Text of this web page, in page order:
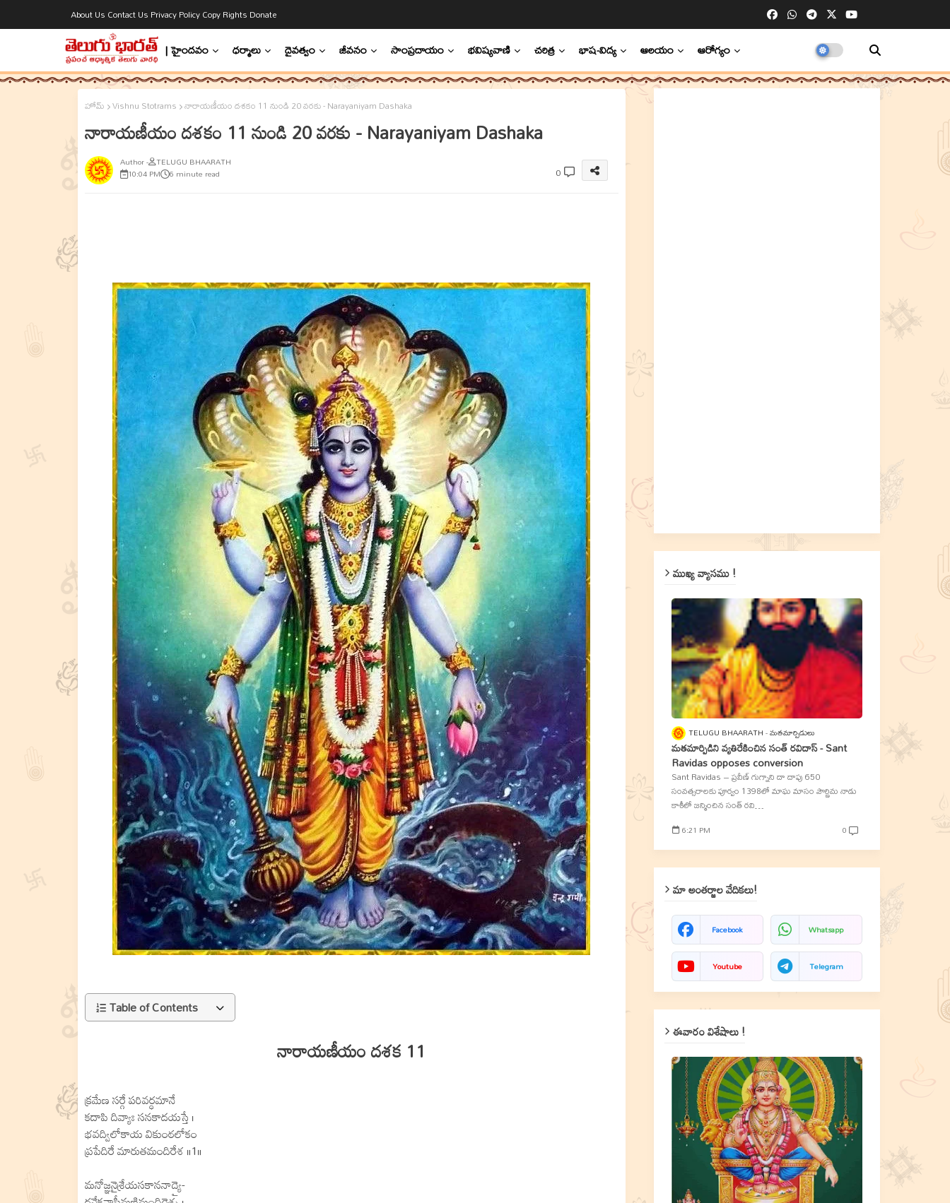
About Us Contact Us Privacy PolicyCopy Rights Donate
| హైందవం ధర్మాలు దైవత్వం జీవనం సాంప్రదాయం భవిష్యవాణి చరిత్ర భాష-విద్య ఆలయం ఆరోగ్యం
హోమ్ Vishnu Stotrams నారాయణీయం దశకం 11 నుండి 20 వరకు - Narayaniyam Dashaka
నారాయణీయం దశకం 11 నుండి 20 వరకు - Narayaniyam Dashaka
TELUGU BHAARATH
10:04 PM 6 minute read 0
Table of Contents
నారాయణీయం దశక 11
క్రమేణ సర్గే పరివర్ధమానే
కదాపి దివ్యాః సనకాదయస్తే ।
భవద్విలోకాయ వికుంఠలోకం
ప్రపేదిరే మారుతమందిరేశ ॥1॥
మనోజ్ఞనైశ్రేయసకాననాద్యై-
ముఖ్య వ్యాసము !
TELUGU BHAARATH మతమార్పిడులు
మతమార్పిడిని వ్యతిరేకించిన సంత్‌ రవిదాస్‌ - Sant
Ravidas opposes conversion
Sant Ravidas – ప్రవీణ్‌ గుగ్నాని దా దాపు 650
సంవత్సరాలకు పూర్వం 1398లో మాఘ మాసం పౌర్ణిమ నాడు
కాశీలో జన్మించిన సంత్‌ రవి…
6:21 PM 0
మా అంతర్జాల వేదికలు!
Facebook Whatsapp
Youtube Telegram
ఈవారం విశేషాలు !